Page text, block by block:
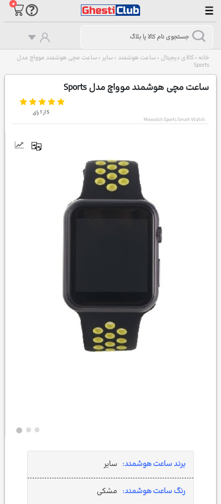
۰
خانه > کالای دیجیتال > ساعت هوشمند > سایر > ساعت مچی هوشمند موواچ مدل
Sports
ساعت مچی هوشمند موواچ مدل Sports
5از 1رای
Mowatch Sports Smart Watch
برند ساعت هوشمند: سایر
رنگ ساعت هوشمند: مشکی